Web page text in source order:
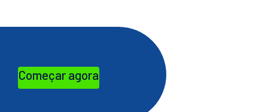
Começar agora